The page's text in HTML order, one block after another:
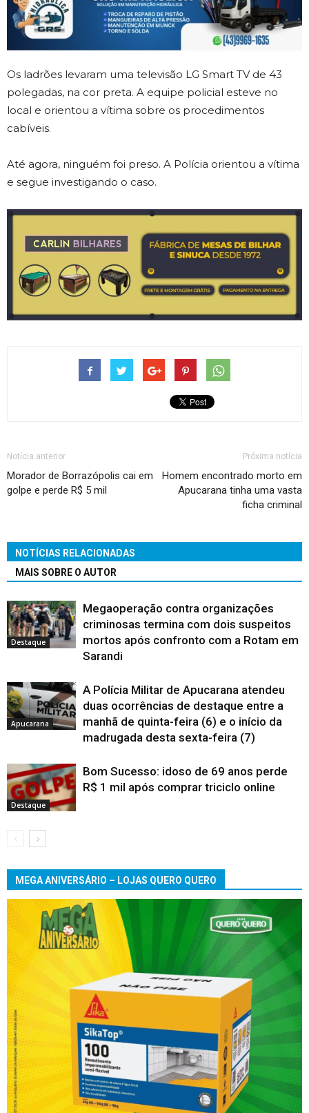
Os ladrões levaram uma televisão LG Smart TV de 43
polegadas, na cor preta. A equipe policial esteve no
local e orientou a vítima sobre os procedimentos
cabíveis.
Até agora, ninguém foi preso. A Polícia orientou a vítima
e segue investigando o caso.
Notícia anterior
Morador de Borrazópolis cai em
golpe e perde R$ 5 mil
Próxima notícia
Homem encontrado morto em
Apucarana tinha uma vasta
ficha criminal
NOTÍCIAS RELACIONADAS
MAIS SOBRE O AUTOR
Destaque
Megaoperação contra organizações
criminosas termina com dois suspeitos
mortos após confronto com a Rotam em
Sarandi
Apucarana
A Polícia Militar de Apucarana atendeu
duas ocorrências de destaque entre a
manhã de quinta-feira (6) e o início da
madrugada desta sexta-feira (7)
Destaque
Bom Sucesso: idoso de 69 anos perde
R$ 1 mil após comprar triciclo online
MEGA ANIVERSÁRIO – LOJAS QUERO QUERO